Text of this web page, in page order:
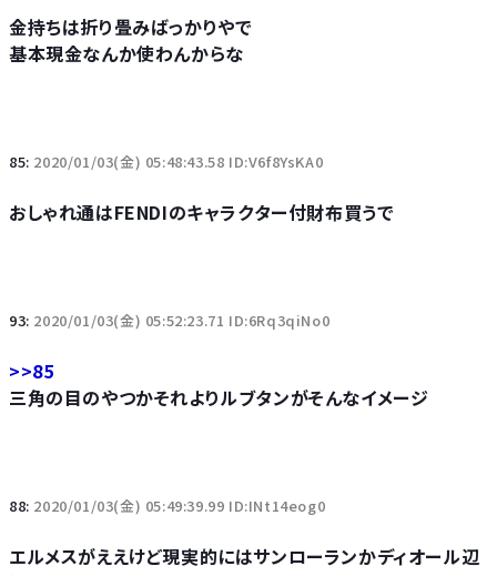
金持ちは折り畳みばっかりやで
基本現金なんか使わんからな
85: 2020/01/03(金) 05:48:43.58 ID:V6f8YsKA0
おしゃれ通はFENDIのキャラクター付財布買うで
93: 2020/01/03(金) 05:52:23.71 ID:6Rq3qiNo0
>>85
三角の目のやつかそれよりルブタンがそんなイメージ
88: 2020/01/03(金) 05:49:39.99 ID:INt14eog0
エルメスがええけど現実的にはサンローランかディオール辺